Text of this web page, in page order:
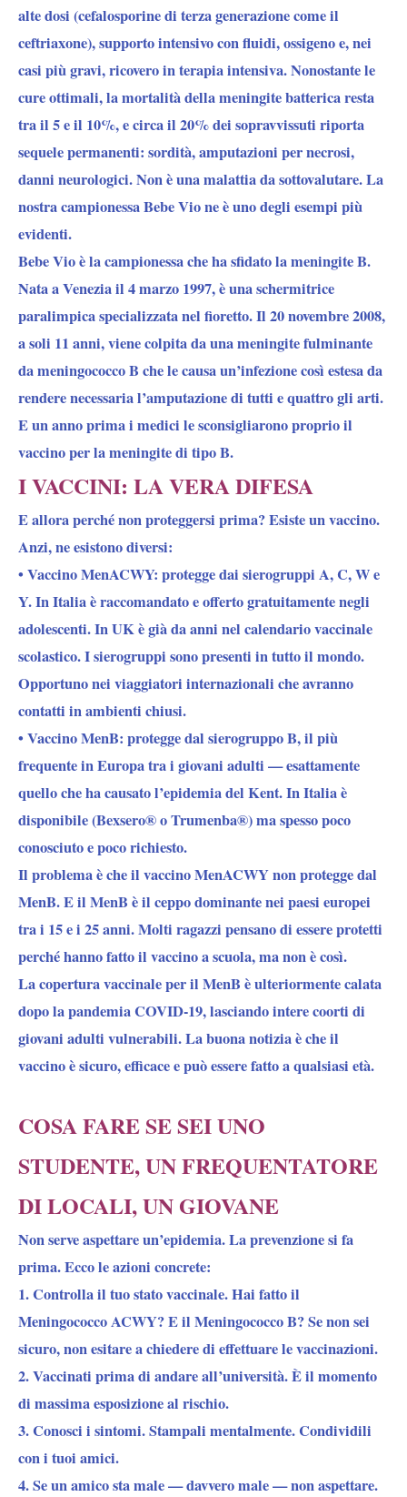
alte dosi (cefalosporine di terza generazione come il
ceftriaxone), supporto intensivo con fluidi, ossigeno e, nei
casi più gravi, ricovero in terapia intensiva. Nonostante le
cure ottimali, la mortalità della meningite batterica resta
tra il 5 e il 10%, e circa il 20% dei sopravvissuti riporta
sequele permanenti: sordità, amputazioni per necrosi,
danni neurologici. Non è una malattia da sottovalutare. La
nostra campionessa Bebe Vio ne è uno degli esempi più
evidenti.
Bebe Vio è la campionessa che ha sfidato la meningite B.
Nata a Venezia il 4 marzo 1997, è una schermitrice
paralimpica specializzata nel fioretto. Il 20 novembre 2008,
a soli 11 anni, viene colpita da una meningite fulminante
da meningococco B che le causa un’infezione così estesa da
rendere necessaria l’amputazione di tutti e quattro gli arti.
E un anno prima i medici le sconsigliarono proprio il
vaccino per la meningite di tipo B.
I VACCINI: LA VERA DIFESA
E allora perché non proteggersi prima? Esiste un vaccino.
Anzi, ne esistono diversi:
• Vaccino MenACWY: protegge dai sierogruppi A, C, W e
Y. In Italia è raccomandato e offerto gratuitamente negli
adolescenti. In UK è già da anni nel calendario vaccinale
scolastico. I sierogruppi sono presenti in tutto il mondo.
Opportuno nei viaggiatori internazionali che avranno
contatti in ambienti chiusi.
• Vaccino MenB: protegge dal sierogruppo B, il più
frequente in Europa tra i giovani adulti — esattamente
quello che ha causato l’epidemia del Kent. In Italia è
disponibile (Bexsero® o Trumenba®) ma spesso poco
conosciuto e poco richiesto.
Il problema è che il vaccino MenACWY non protegge dal
MenB. E il MenB è il ceppo dominante nei paesi europei
tra i 15 e i 25 anni. Molti ragazzi pensano di essere protetti
perché hanno fatto il vaccino a scuola, ma non è così.
La copertura vaccinale per il MenB è ulteriormente calata
dopo la pandemia COVID-19, lasciando intere coorti di
giovani adulti vulnerabili. La buona notizia è che il
vaccino è sicuro, efficace e può essere fatto a qualsiasi età.
COSA FARE SE SEI UNO
STUDENTE, UN FREQUENTATORE
DI LOCALI, UN GIOVANE
Non serve aspettare un’epidemia. La prevenzione si fa
prima. Ecco le azioni concrete:
1. Controlla il tuo stato vaccinale. Hai fatto il
Meningococco ACWY? E il Meningococco B? Se non sei
sicuro, non esitare a chiedere di effettuare le vaccinazioni.
2. Vaccinati prima di andare all’università. È il momento
di massima esposizione al rischio.
3. Conosci i sintomi. Stampali mentalmente. Condividili
con i tuoi amici.
4. Se un amico sta male — davvero male — non aspettare.